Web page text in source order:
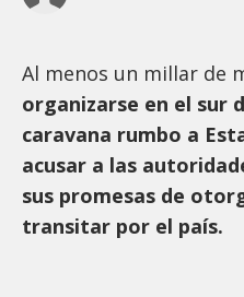
Al menos un millar de
organizarse en el sur
caravana rumbo a
acusar a las
sus promesas de
transitar por el país.